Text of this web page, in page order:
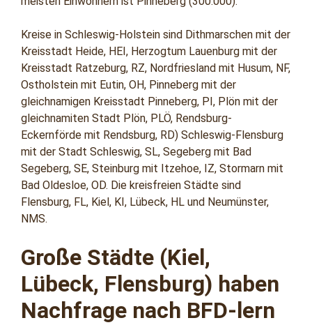
Kreise in Schleswig-Holstein sind Dithmarschen mit der
Kreisstadt Heide, HEI, Herzogtum Lauenburg mit der
Kreisstadt Ratzeburg, RZ, Nordfriesland mit Husum, NF,
Ostholstein mit Eutin, OH, Pinneberg mit der
gleichnamigen Kreisstadt Pinneberg, PI, Plön mit der
gleichnamiten Stadt Plön, PLÖ, Rendsburg-
Eckernförde mit Rendsburg, RD) Schleswig-Flensburg
mit der Stadt Schleswig, SL, Segeberg mit Bad
Segeberg, SE, Steinburg mit Itzehoe, IZ, Stormarn mit
Bad Oldesloe, OD. Die kreisfreien Städte sind
Flensburg, FL, Kiel, KI, Lübeck, HL und Neumünster,
NMS.
Große Städte (Kiel,
Lübeck, Flensburg) haben
Nachfrage nach BFD-lern